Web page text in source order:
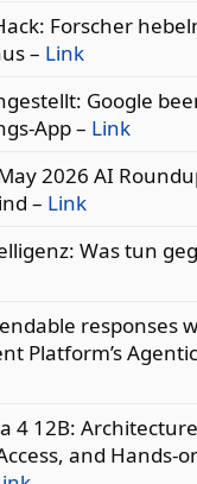
Forscher
– Link
Google
App – Link
2026 AI
– Link
Was tun
responses
Platform’s
4 12B:
and Hands-